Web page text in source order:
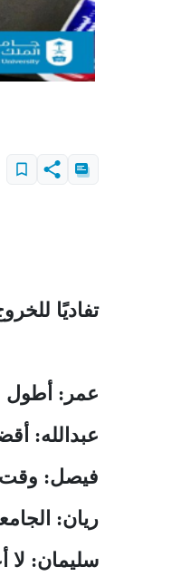
تفاديًا
عمر: أطول
عبدالله:
فيصل: وقت
ريان:
سليمان: لا